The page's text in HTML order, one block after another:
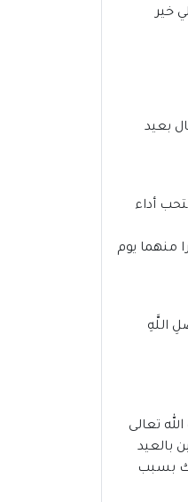
علي خير
بعيد
أداء
منهما يوم
اللَّهِ
تعالى
بالعيد
بسبب